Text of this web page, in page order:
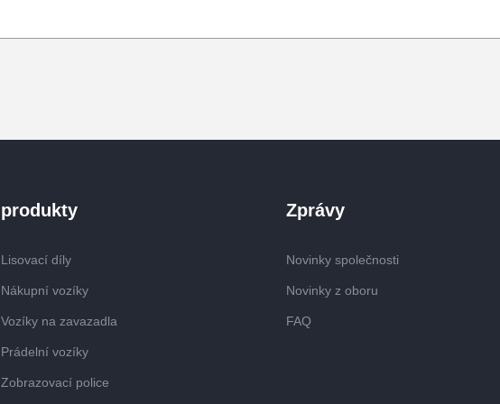
produkty
Lisovací díly
Nákupní vozíky
Vozíky na zavazadla
Prádelní vozíky
Zobrazovací police
Zprávy
Novinky společnosti
Novinky z oboru
FAQ